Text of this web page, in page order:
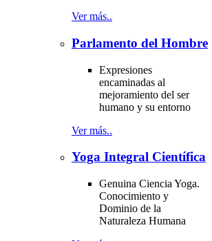
Ver más..
Parlamento del Hombre
Expresiones
encaminadas al
mejoramiento del ser
humano y su entorno
Ver más..
Yoga Integral Científica
Genuina Ciencia Yoga.
Conocimiento y
Dominio de la
Naturaleza Humana